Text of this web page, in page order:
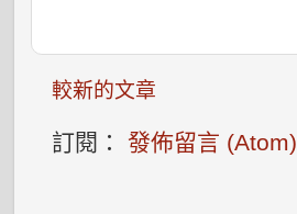
較新的文章
訂閱： 發佈留言 (Atom)